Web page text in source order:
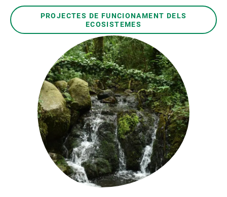
PROJECTES DE FUNCIONAMENT DELS
ECOSISTEMES